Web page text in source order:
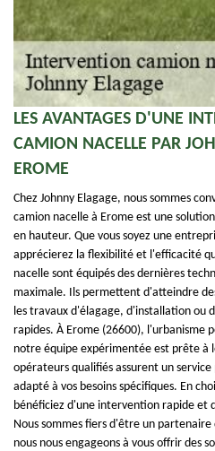
LES AVANTAGES D'UNE
CAMION NACELLE PAR
EROME
Chez Johnny Elagage, nous sommes
camion nacelle à Erome est une
en hauteur. Que vous soyez une
apprécierez la flexibilité et l'efficacité
nacelle sont équipés des dernières
maximale. Ils permettent d'atteindre
les travaux d'élagage, d'installation ou
rapides. À Erome (26600), l'urbanisme
notre équipe expérimentée est prête à
opérateurs qualifiés assurent un
adapté à vos besoins spécifiques. En
bénéficiez d'une intervention rapide et
Nous sommes fiers d'être un
nous nous engageons à vous offrir des